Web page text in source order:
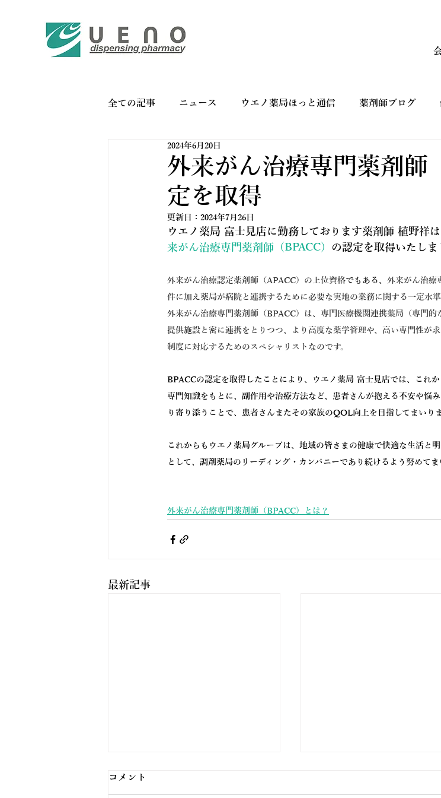
全ての記事 ニュース ウエノ薬局ほっと通信 薬剤師ブログ
バイオリンク お薬手帳の上手なつかい方
外来がん治療専門薬剤師
定を取得
2024年6月20日
更新日： 2024年7月26日
ウエノ薬局 富士見店に勤務しております薬剤師 植野祥
来がん治療専門薬剤師（BPACC） の認定を取得いたしま
外来がん治療認定薬剤師（APACC）の上位資格でもある、 外来がん治療
件に加え薬局が病院と連携するために必要な実地の業務に関する一定水
外来がん治療専門薬剤師（BPACC）は、専門医療機関連携薬局（専門
提供施設と密に連携をとりつつ、より高度な薬学管理や、高い専門性が
制度に対応するためのスペシャリストなのです。
BPACCの認定を取得したことにより、ウエノ薬局 富士見店では、これ
専門知識をもとに、副作用や治療方法など、患者さんが抱える不安や悩
り寄り添うことで、患者さんまたその家族のQOL向上を目指してまいりま
これからもウエノ薬局グループは、地域の皆さまの健康で快適な生活と
として、調剤薬局のリーディング・カンパニーであり続けるよう努めてま
外来がん治療専門薬剤師（BPACC）とは？
最新記事
コメント